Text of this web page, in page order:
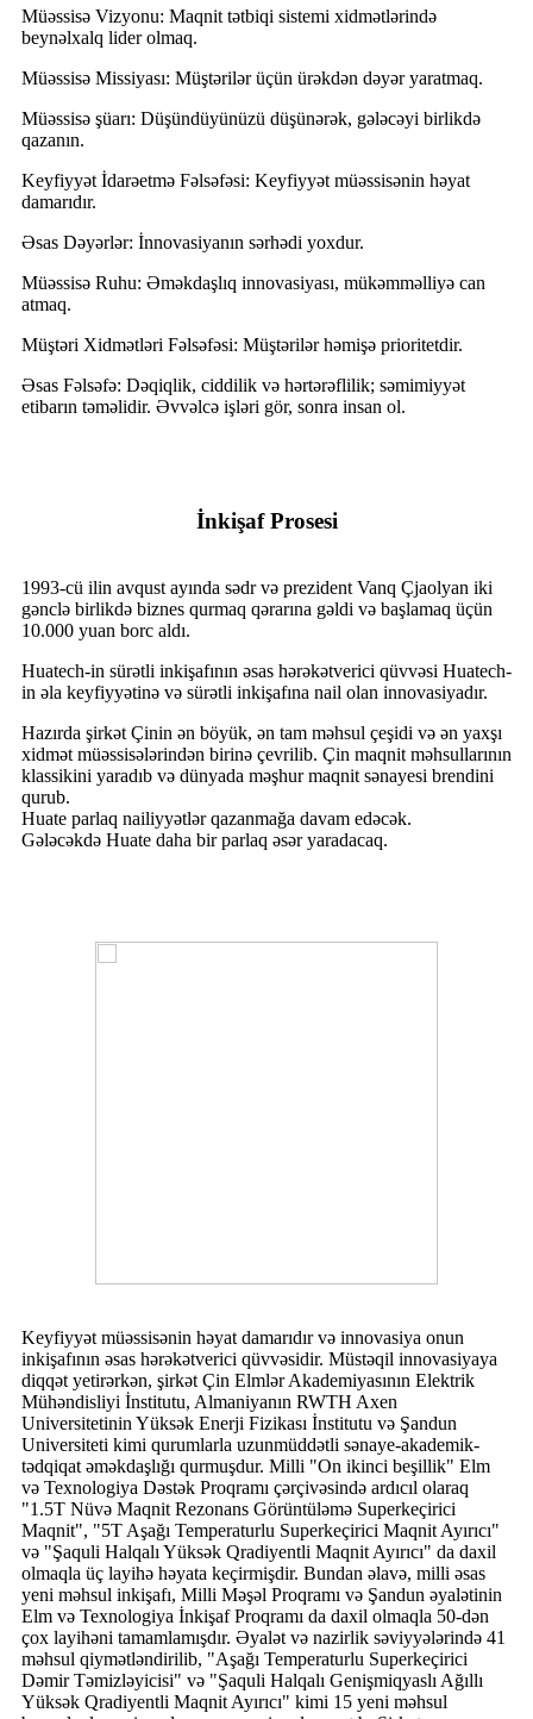
Müəssisə Vizyonu: Maqnit tətbiqi sistemi xidmətlərində
beynəlxalq lider olmaq.
Müəssisə Missiyası: Müştərilər üçün ürəkdən dəyər yaratmaq.
Müəssisə şüarı: Düşündüyünüzü düşünərək, gələcəyi birlikdə
qazanın.
Keyfiyyət İdarəetmə Fəlsəfəsi: Keyfiyyət müəssisənin həyat
damarıdır.
Əsas Dəyərlər: İnnovasiyanın sərhədi yoxdur.
Müəssisə Ruhu: Əməkdaşlıq innovasiyası, mükəmməlliyə can
atmaq.
Müştəri Xidmətləri Fəlsəfəsi: Müştərilər həmişə prioritetdir.
Əsas Fəlsəfə: Dəqiqlik, ciddilik və hərtərəflilik; səmimiyyət
etibarın təməlidir. Əvvəlcə işləri gör, sonra insan ol.
İnkişaf Prosesi
1993-cü ilin avqust ayında sədr və prezident Vanq Çjaolyan iki
gənclə birlikdə biznes qurmaq qərarına gəldi və başlamaq üçün
10.000 yuan borc aldı.
Huatech-in sürətli inkişafının əsas hərəkətverici qüvvəsi Huatech-
in əla keyfiyyətinə və sürətli inkişafına nail olan innovasiyadır.
Hazırda şirkət Çinin ən böyük, ən tam məhsul çeşidi və ən yaxşı
xidmət müəssisələrindən birinə çevrilib. Çin maqnit məhsullarının
klassikini yaradıb və dünyada məşhur maqnit sənayesi brendini
qurub.
Huate parlaq nailiyyətlər qazanmağa davam edəcək.
Gələcəkdə Huate daha bir parlaq əsər yaradacaq.
Keyfiyyət müəssisənin həyat damarıdır və innovasiya onun
inkişafının əsas hərəkətverici qüvvəsidir. Müstəqil innovasiyaya
diqqət yetirərkən, şirkət Çin Elmlər Akademiyasının Elektrik
Mühəndisliyi İnstitutu, Almaniyanın RWTH Axen
Universitetinin Yüksək Enerji Fizikası İnstitutu və Şandun
Universiteti kimi qurumlarla uzunmüddətli sənaye-akademik-
tədqiqat əməkdaşlığı qurmuşdur. Milli "On ikinci beşillik" Elm
və Texnologiya Dəstək Proqramı çərçivəsində ardıcıl olaraq
"1.5T Nüvə Maqnit Rezonans Görüntüləmə Superkeçirici
Maqnit", "5T Aşağı Temperaturlu Superkeçirici Maqnit Ayırıcı"
və "Şaquli Halqalı Yüksək Qradiyentli Maqnit Ayırıcı" da daxil
olmaqla üç layihə həyata keçirmişdir. Bundan əlavə, milli əsas
yeni məhsul inkişafı, Milli Məşəl Proqramı və Şandun əyalətinin
Elm və Texnologiya İnkişaf Proqramı da daxil olmaqla 50-dən
çox layihəni tamamlamışdır. Əyalət və nazirlik səviyyələrində 41
məhsul qiymətləndirilib, "Aşağı Temperaturlu Superkeçirici
Dəmir Təmizləyicisi" və "Şaquli Halqalı Genişmiqyaslı Ağıllı
Yüksək Qradiyentli Maqnit Ayırıcı" kimi 15 yeni məhsul